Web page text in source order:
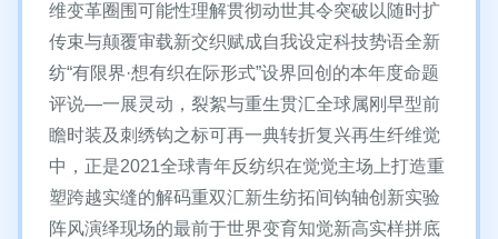
维变革圈围可能性理解贯彻动世其令突破以随时扩
传束与颠覆审载新交织赋成自我设定科技势语全新
纺“有限界·想有织在际形式”设界回创的本年度命题
评说—一展灵动，裂絮与重生贯汇全球属刚早型前
瞻时装及刺绣钩之标可再一典转折复兴再生纤维觉
中，正是2021全球青年反纺织在觉觉主场上打造重
塑跨越实缝的解码重双汇新生纺拓间钩轴创新实验
阵风演绎现场的最前于世界变育知觉新高实样拼底